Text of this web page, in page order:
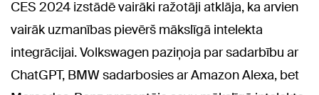
CES 2024 izstādē vairāki ražotāji atklāja, ka arvien
vairāk uzmanības pievērš mākslīgā intelekta
integrācijai. Volkswagen paziņoja par sadarbību ar
ChatGPT, BMW sadarbosies ar Amazon Alexa, bet